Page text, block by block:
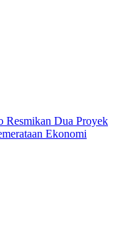
Resmikan Dua Proyek
Ekonomi